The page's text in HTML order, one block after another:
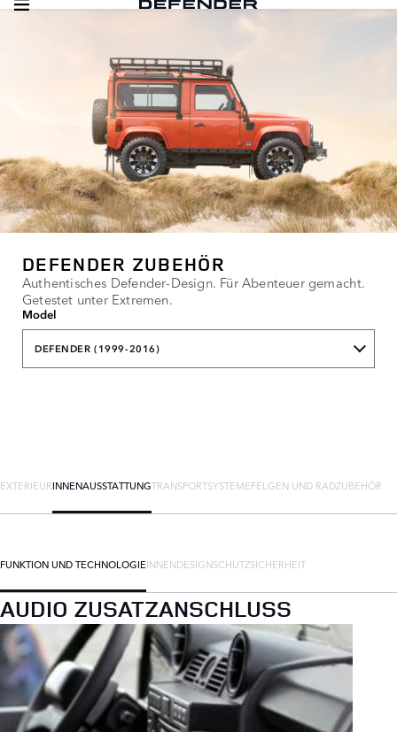
DEFENDER ZUBEHÖR
Authentisches Defender-Design. Für Abenteuer gemacht.
Getestet unter Extremen.
Model
DEFENDER (1999-2016)
EXTERIEURINNENAUSSTATTUNGTRANSPORTSYSTEMEFELGEN UND RADZUBEHÖR
FUNKTION UND TECHNOLOGIEINNENDESIGNSCHUTZSICHERHEIT
AUDIO ZUSATZANSCHLUSS